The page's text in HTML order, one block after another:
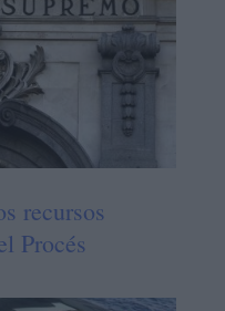
recursos
Procés